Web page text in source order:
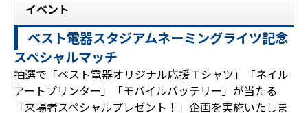
イベント
ベスト電器スタジアムネーミングライツ記念
スペシャルマッチ
抽選で「ベスト電器オリジナル応援Ｔシャツ」「ネイル
アートプリンター」「モバイルバッテリー」が当たる
「来場者スペシャルプレゼント！」企画を実施いたしま